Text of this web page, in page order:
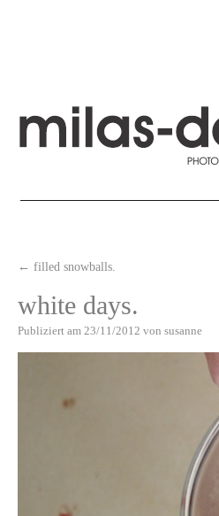
← filled snowballs.
white days.
Publiziert am 23/11/2012 von susanne